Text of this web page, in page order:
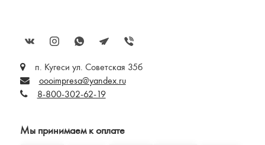
п. Кугеси ул. Советская 35б
oooimpresa@yandex.ru
8-800-302-62-19
Мы принимаем к оплате